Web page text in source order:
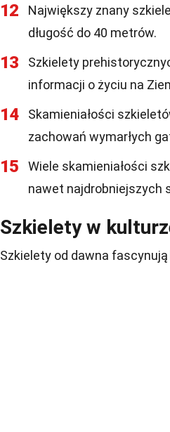
12
Największy znany
długość do 40 metrów.
13
Szkielety
informacji o życiu na
14
Skamieniałości
zachowań wymarłych
15
Wiele skamieniałości
nawet najdrobniejszych
Szkielety w
Szkielety od dawna